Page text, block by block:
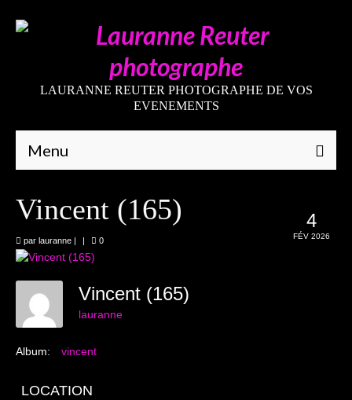
LAURANNE REUTER PHOTOGRAPHE DE VOS
EVENEMENTS
Menu
Mariages
Grossesses
Nouveaux-nés
The smash cake: 1 an / 2
Séance Noël
4
FÉV 2026
Vincent (165)
par lauranne | | 0
Vincent (165)
lauranne
Album: vincent
LOCATION